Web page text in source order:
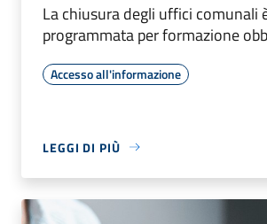
La chiusura degli uffici comunali
programmata per formazione
Accesso all'informazione
LEGGI DI PIÙ